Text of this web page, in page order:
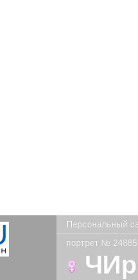
Персональный
портрет №